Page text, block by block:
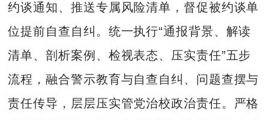
约谈通知、推送专属风险清单，督促被约谈单
位提前自查自纠。统一执行“通报背景、解读
清单、剖析案例、检视表态、压实责任”五步
流程，融合警示教育与自查自纠、问题查摆与
责任传导，层层压实管党治校政治责任。严格